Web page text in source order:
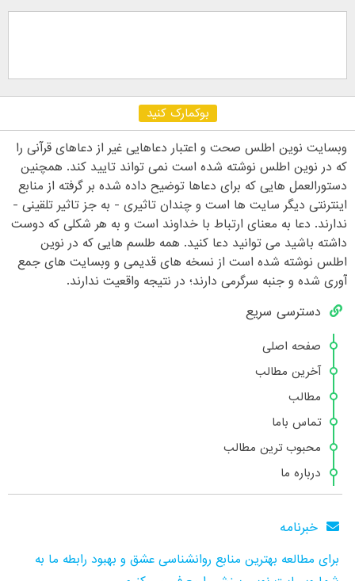
بوکمارک کنید
وبسایت نوین اطلس صحت و اعتبار دعاهایی غیر از دعاهای قرآنی را
که در نوین اطلس نوشته شده است نمی تواند تایید کند. همچنین
دستورالعمل هایی که برای دعاها توضیح داده شده بر گرفته از منابع
اینترنتی دیگر سایت ها است و چندان تاثیری - به جز تاثیر تلقینی -
ندارند. دعا به معنای ارتباط با خداوند است و به هر شکلی که دوست
داشته باشید می توانید دعا کنید. همه طلسم هایی که در نوین
اطلس نوشته شده است از نسخه های قدیمی و وبسایت های جمع
آوری شده و جنبه سرگرمی دارند؛ در نتیجه واقعیت ندارند.
دسترسی سریع
صفحه اصلی
آخرین مطالب
مطالب
تماس باما
محبوب ترین مطالب
درباره ما
خبرنامه
برای مطالعه بهترین منابع روانشناسی عشق و بهبود رابطه ما به